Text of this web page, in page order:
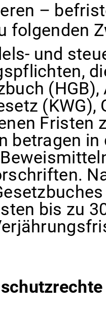
–
folgenden
und
(KWG),
Fristen
betragen
bis zu